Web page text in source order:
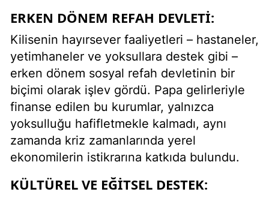
ERKEN DÖNEM REFAH DEVLETI:
Kilisenin hayırsever faaliyetleri – hastaneler,
yetimhaneler ve yoksullara destek gibi –
erken dönem sosyal refah devletinin bir
biçimi olarak işlev gördü. Papa gelirleriyle
finanse edilen bu kurumlar, yalnızca
yoksulluğu hafifletmekle kalmadı, aynı
zamanda kriz zamanlarında yerel
ekonomilerin istikrarına katkıda bulundu.
KÜLTÜREL VE EĞITSEL DESTEK: